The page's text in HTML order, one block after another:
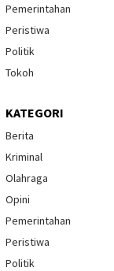
Pemerintahan
Peristiwa
Politik
Tokoh
KATEGORI
Berita
Kriminal
Olahraga
Opini
Pemerintahan
Peristiwa
Politik